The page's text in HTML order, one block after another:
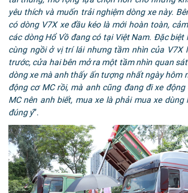
yêu thích và muốn trải nghiệm dòng xe này.
có dòng V7X xe đầu kéo là mới hoàn toàn,
các dòng Hổ Vồ đang có tại Việt Nam. Đặc biệt
cùng ngồi ở vị trí lái nhưng tầm nhìn của V7X
trước, cửa hai bên mở ra một tầm nhìn quan
dòng xe mà anh thấy ấn tượng nhất ngày hôm
động cơ MC rồi, mà anh cũng đang đi xe động
MC nên anh biết, mua xe là phải mua xe dùng
đúng ý”.